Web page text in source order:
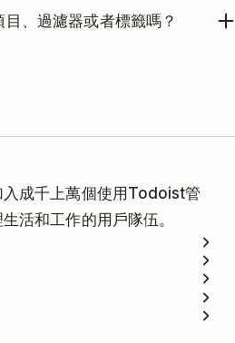
、過濾器或者標籤嗎？
入成千上萬個使用Todoist管
活和工作的用戶隊伍。